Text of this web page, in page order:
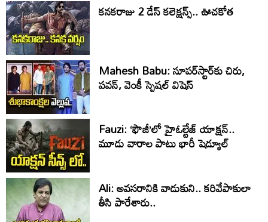
కనకరాజు 2 డేస్ కలెక్షన్స్.. ఊచకోత
Mahesh Babu: సూపర్‌స్టార్‌కు చిరు,
పవన్‌, వెంకీ స్పెషల్‌ విషెస్‌
Fauzi: ‘ఫౌజీ’లో హైఓల్టేజ్‌ యాక్షన్‌..
మూడు వారాల పాటు భారీ షెడ్యూల్‌
Ali: అవసరానికి వాడుకుని.. కరివేపాకులా
తీసి పారేశారు..